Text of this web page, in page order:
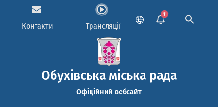
Контакти Трансляції
1
Обухівська міська рада
Офіційний вебсайт